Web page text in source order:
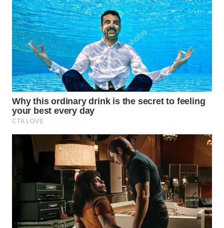
WN
SOLO
WN
BOROBUDUR
WN
MADURA
SURABAYA
WN